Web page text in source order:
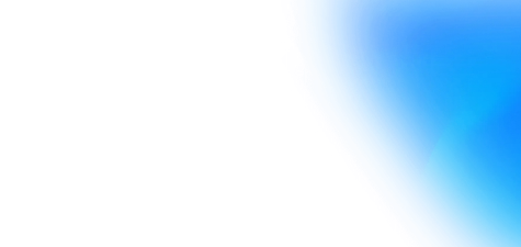
專業考試及認可